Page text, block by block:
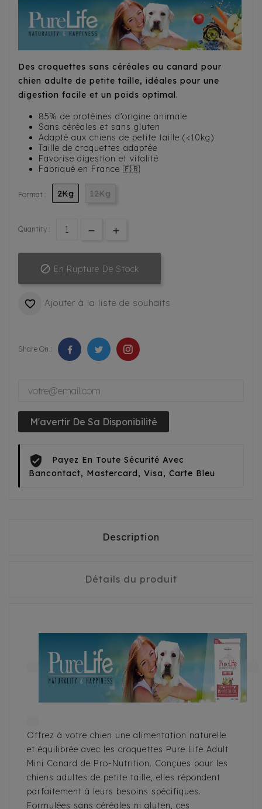
Des croquettes sans céréales au canard pour
chien adulte de petite taille, idéales pour une
digestion facile et un poids optimal.
85% de protéines d’origine animale
Sans céréales et sans gluten
Adapté aux chiens de petite taille (<10kg)
Taille de croquettes adaptée
Favorise digestion et vitalité
Fabriqué en France 🇫🇷
Format : 2Kg 12Kg
Quantity :
 En Rupture De Stock
 Ajouter à la liste de souhaits
Share On :
M'avertir De Sa Disponibilité
Payez En Toute Sécurité Avec
Bancontact, Mastercard, Visa, Carte Bleu
Description
Détails du produit
Offrez à votre chien une alimentation naturelle
et équilibrée avec les croquettes Pure Life Adult
Mini Canard de Pro-Nutrition. Conçues pour les
chiens adultes de petite taille, elles répondent
parfaitement à leurs besoins spécifiques.
Formulées sans céréales ni gluten, ces